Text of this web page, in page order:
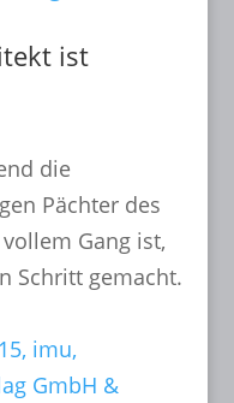
ist
die
Pächter des
Gang ist,
Schritt gemacht.
imu,
GmbH &